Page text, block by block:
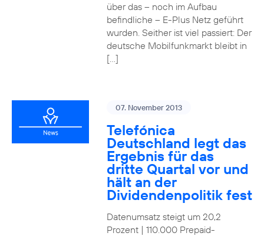
über das – noch im Aufbau
befindliche – E-Plus Netz geführt
wurden. Seither ist viel passiert: Der
deutsche Mobilfunkmarkt bleibt in
[…]
07. November 2013
Telefónica
Deutschland legt das
Ergebnis für das
dritte Quartal vor und
hält an der
Dividendenpolitik fest
Datenumsatz steigt um 20,2
Prozent | 110.000 Prepaid-